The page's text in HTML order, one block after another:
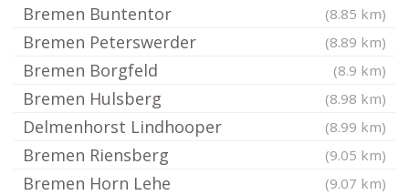
Bremen Buntentor (8.85 km)
Bremen Peterswerder (8.89 km)
Bremen Borgfeld (8.9 km)
Bremen Hulsberg (8.98 km)
Delmenhorst Lindhooper (8.99 km)
Bremen Riensberg (9.05 km)
Bremen Horn Lehe (9.07 km)